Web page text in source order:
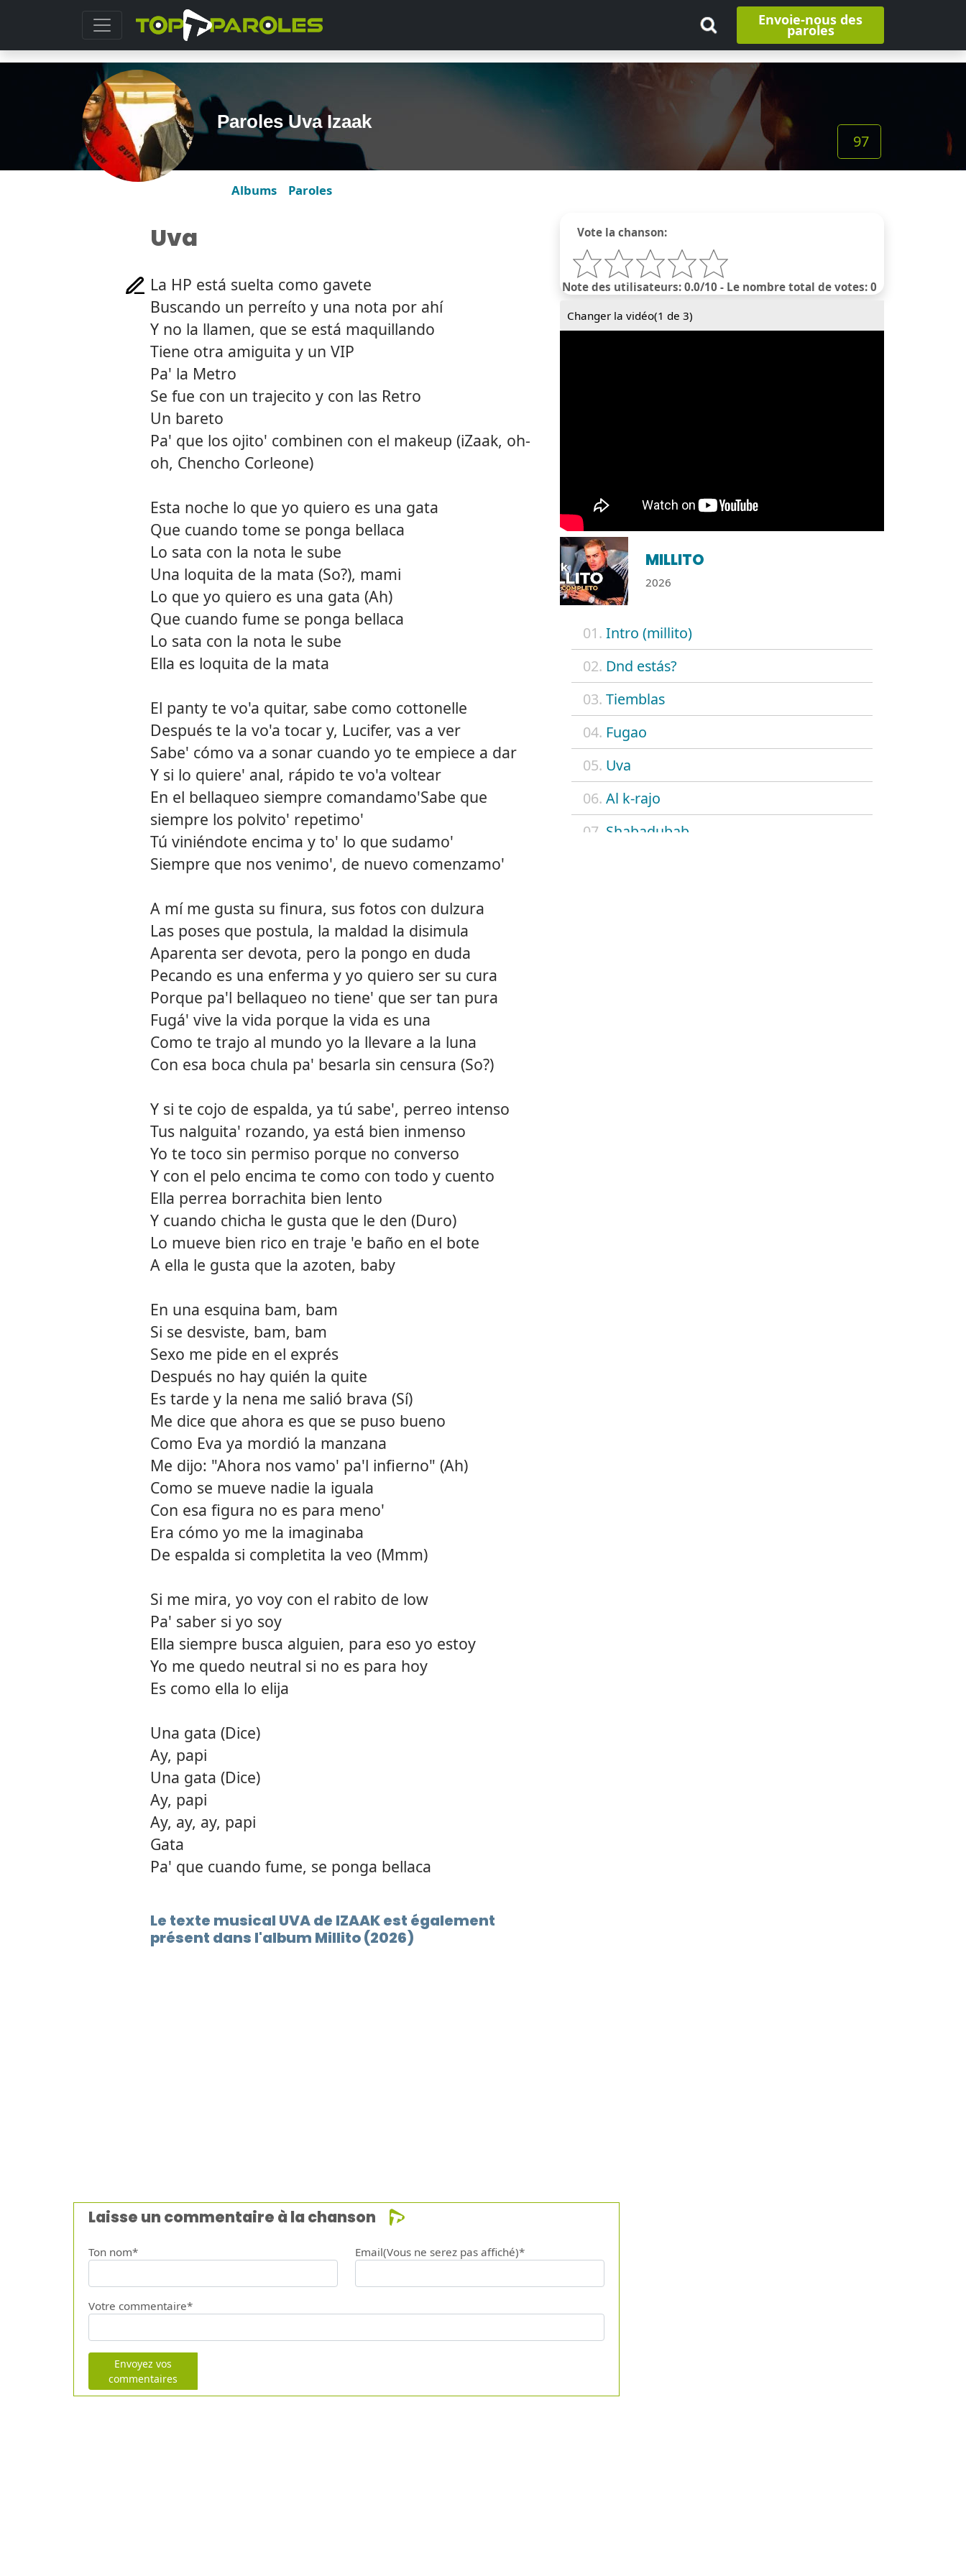
Envoie-nous des
paroles
Paroles Uva Izaak
97
Albums Paroles
Vote la chanson:
Note des utilisateurs: 0.0/10 - Le nombre total de votes: 0
Changer la vidéo(1 de 3)
MILLITO
2026
01. Intro (millito)
02. Dnd estás?
03. Tiemblas
04. Fugao
05. Uva
06. Al k-rajo
07. Shabadubab
Uva
La HP está suelta como gavete
Buscando un perreíto y una nota por ahí
Y no la llamen, que se está maquillando
Tiene otra amiguita y un VIP
Pa' la Metro
Se fue con un trajecito y con las Retro
Un bareto
Pa' que los ojito' combinen con el makeup (iZaak, oh-
oh, Chencho Corleone)
Esta noche lo que yo quiero es una gata
Que cuando tome se ponga bellaca
Lo sata con la nota le sube
Una loquita de la mata (So?), mami
Lo que yo quiero es una gata (Ah)
Que cuando fume se ponga bellaca
Lo sata con la nota le sube
Ella es loquita de la mata
El panty te vo'a quitar, sabe como cottonelle
Después te la vo'a tocar y, Lucifer, vas a ver
Sabe' cómo va a sonar cuando yo te empiece a dar
Y si lo quiere' anal, rápido te vo'a voltear
En el bellaqueo siempre comandamo'Sabe que
siempre los polvito' repetimo'
Tú viniéndote encima y to' lo que sudamo'
Siempre que nos venimo', de nuevo comenzamo'
A mí me gusta su finura, sus fotos con dulzura
Las poses que postula, la maldad la disimula
Aparenta ser devota, pero la pongo en duda
Pecando es una enferma y yo quiero ser su cura
Porque pa'l bellaqueo no tiene' que ser tan pura
Fugá' vive la vida porque la vida es una
Como te trajo al mundo yo la llevare a la luna
Con esa boca chula pa' besarla sin censura (So?)
Y si te cojo de espalda, ya tú sabe', perreo intenso
Tus nalguita' rozando, ya está bien inmenso
Yo te toco sin permiso porque no converso
Y con el pelo encima te como con todo y cuento
Ella perrea borrachita bien lento
Y cuando chicha le gusta que le den (Duro)
Lo mueve bien rico en traje 'e baño en el bote
A ella le gusta que la azoten, baby
En una esquina bam, bam
Si se desviste, bam, bam
Sexo me pide en el exprés
Después no hay quién la quite
Es tarde y la nena me salió brava (Sí)
Me dice que ahora es que se puso bueno
Como Eva ya mordió la manzana
Me dijo: "Ahora nos vamo' pa'l infierno" (Ah)
Como se mueve nadie la iguala
Con esa figura no es para meno'
Era cómo yo me la imaginaba
De espalda si completita la veo (Mmm)
Si me mira, yo voy con el rabito de low
Pa' saber si yo soy
Ella siempre busca alguien, para eso yo estoy
Yo me quedo neutral si no es para hoy
Es como ella lo elija
Una gata (Dice)
Ay, papi
Una gata (Dice)
Ay, papi
Ay, ay, ay, papi
Gata
Pa' que cuando fume, se ponga bellaca
Le texte musical UVA de IZAAK est également
présent dans l'album Millito (2026)
Laisse un commentaire à la chanson
Ton nom* Email(Vous ne serez pas affiché)*
Votre commentaire*
Envoyez vos
commentaires